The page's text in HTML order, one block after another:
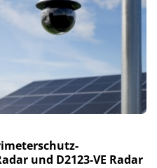
und D2123-VE Radar